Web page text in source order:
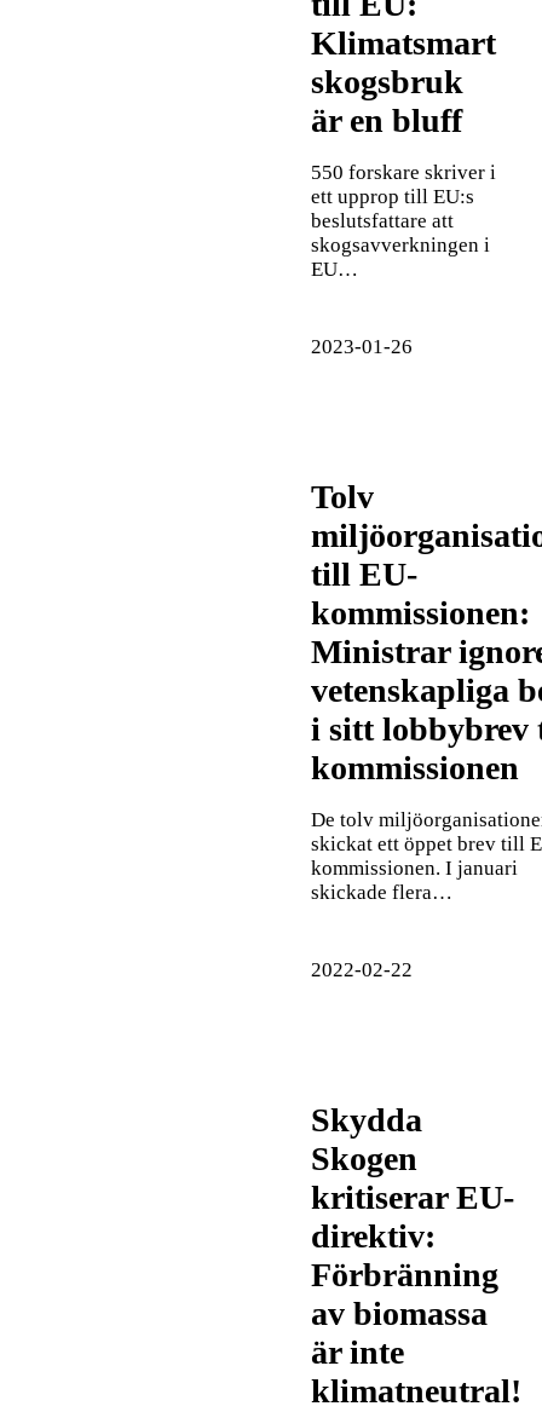
Klimatsmart
skogsbruk
är en bluff
550 forskare skriver i
ett upprop till EU:s
beslutsfattare att
skogsavverkningen i
EU…
2023-01-26
Tolv
till EU-
kommissionen:
Ministrar
vetenskapliga
i sitt lobbybrev
kommissionen
De tolv
skickat ett öppet brev till
kommissionen. I januari
skickade flera…
2022-02-22
Skydda
Skogen
kritiserar EU-
direktiv:
Förbränning
av biomassa
är inte
klimatneutral!